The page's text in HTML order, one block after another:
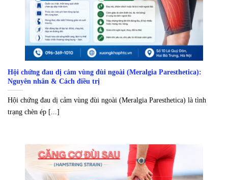
Hội chứng đau dị cảm vùng đùi ngoài (Meralgia Paresthetica):
Nguyên nhân & Cách điều trị
Hội chứng đau dị cảm vùng đùi ngoài (Meralgia Paresthetica) là tình
trạng chèn ép [...]